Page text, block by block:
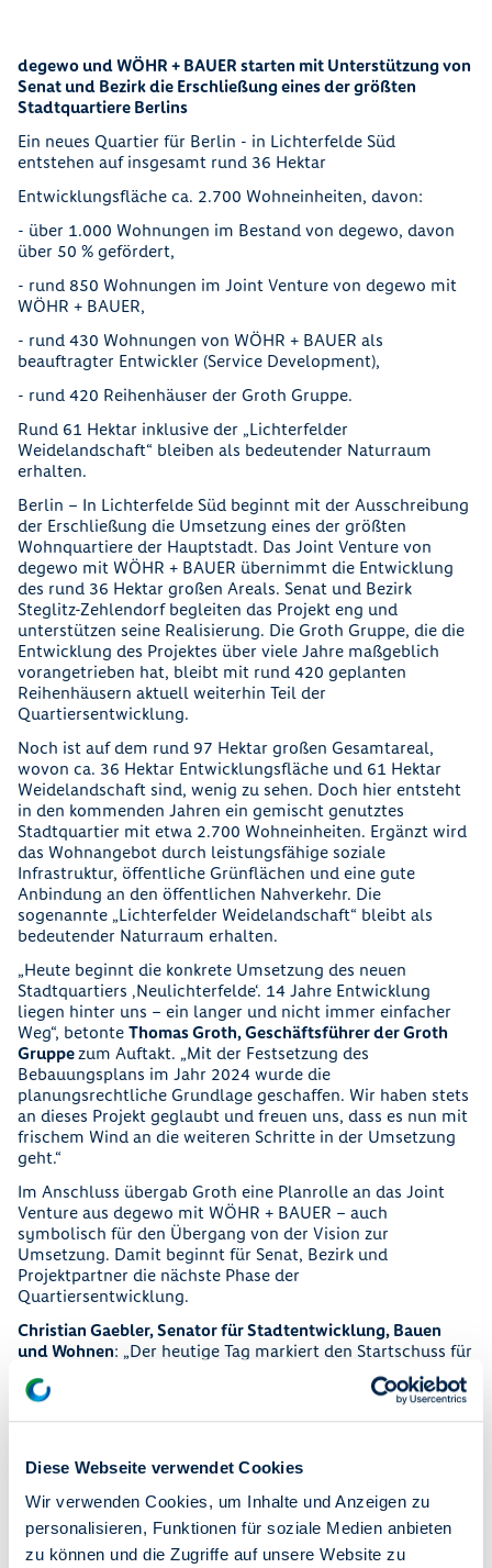
Diese Webseite verwendet Cookies
Wir verwenden Cookies, um Inhalte und Anzeigen zu
personalisieren, Funktionen für soziale Medien anbieten
zu können und die Zugriffe auf unsere Website zu
degewo und WÖHR + BAUER starten mit Unterstützung von
Senat und Bezirk die Erschließung eines der größten
Stadtquartiere Berlins
Ein neues Quartier für Berlin - in Lichterfelde Süd
entstehen auf insgesamt rund 36 Hektar
Entwicklungsfläche ca. 2.700 Wohneinheiten, davon:
- über 1.000 Wohnungen im Bestand von degewo, davon
über 50 % gefördert,
- rund 850 Wohnungen im Joint Venture von degewo mit
WÖHR + BAUER,
- rund 430 Wohnungen von WÖHR + BAUER als
beauftragter Entwickler (Service Development),
- rund 420 Reihenhäuser der Groth Gruppe.
Rund 61 Hektar inklusive der „Lichterfelder
Weidelandschaft“ bleiben als bedeutender Naturraum
erhalten.
Berlin – In Lichterfelde Süd beginnt mit der Ausschreibung
der Erschließung die Umsetzung eines der größten
Wohnquartiere der Hauptstadt. Das Joint Venture von
degewo mit WÖHR + BAUER übernimmt die Entwicklung
des rund 36 Hektar großen Areals. Senat und Bezirk
Steglitz-Zehlendorf begleiten das Projekt eng und
unterstützen seine Realisierung. Die Groth Gruppe, die die
Entwicklung des Projektes über viele Jahre maßgeblich
vorangetrieben hat, bleibt mit rund 420 geplanten
Reihenhäusern aktuell weiterhin Teil der
Quartiersentwicklung.
Noch ist auf dem rund 97 Hektar großen Gesamtareal,
wovon ca. 36 Hektar Entwicklungsfläche und 61 Hektar
Weidelandschaft sind, wenig zu sehen. Doch hier entsteht
in den kommenden Jahren ein gemischt genutztes
Stadtquartier mit etwa 2.700 Wohneinheiten. Ergänzt wird
das Wohnangebot durch leistungsfähige soziale
Infrastruktur, öffentliche Grünflächen und eine gute
Anbindung an den öffentlichen Nahverkehr. Die
sogenannte „Lichterfelder Weidelandschaft“ bleibt als
bedeutender Naturraum erhalten.
„Heute beginnt die konkrete Umsetzung des neuen
Stadtquartiers ‚Neulichterfelde‘. 14 Jahre Entwicklung
liegen hinter uns – ein langer und nicht immer einfacher
Weg“, betonteThomas Groth, Geschäftsführer der Groth
Gruppe zum Auftakt. „Mit der Festsetzung des
Bebauungsplans im Jahr 2024 wurde die
planungsrechtliche Grundlage geschaffen. Wir haben stets
an dieses Projekt geglaubt und freuen uns, dass es nun mit
frischem Wind an die weiteren Schritte in der Umsetzung
geht.“
Im Anschluss übergab Groth eine Planrolle an das Joint
Venture aus degewo mit WÖHR + BAUER – auch
symbolisch für den Übergang von der Vision zur
Umsetzung. Damit beginnt für Senat, Bezirk und
Projektpartner die nächste Phase der
Quartiersentwicklung.
Christian Gaebler, Senator für Stadtentwicklung, Bauen
und Wohnen: „Der heutige Tag markiert den Startschuss für
die Entwicklung eines modernen und sozial ausgewogenen
Stadtquartiers im Südwesten von Berlin mit einer hohen
darunter viele Wohnungen zu bezahlbaren Mieten. Das
entspricht ungefähr der Größe des Hansaviertels in Mitte.
Solche Projekte sind entscheidend, damit wir den dringend
benötigten Wohnraum in unserer wachsenden Stadt
schaffen.“